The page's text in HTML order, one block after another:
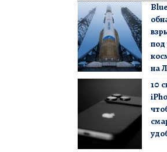
под
на
10